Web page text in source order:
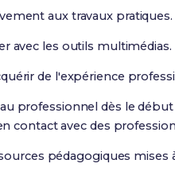
aux travaux pratiques.
avec les outils multimédias.
de l'expérience
professionnel dès le
contact avec des
pédagogiques